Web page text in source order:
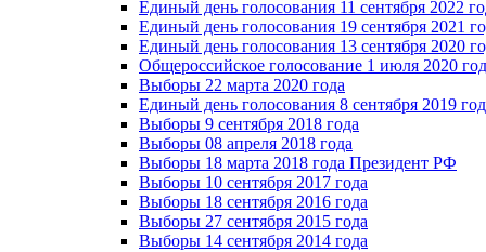
Единый день голосования 11 сентября 2022
Единый день голосования 19 сентября 2021
Единый день голосования 13 сентября 2020
Общероссийское голосование 1 июля 2020
Выборы 22 марта 2020 года
Единый день голосования 8 сентября 2019
Выборы 9 сентября 2018 года
Выборы 08 апреля 2018 года
Выборы 18 марта 2018 года Президент РФ
Выборы 10 сентября 2017 года
Выборы 18 сентября 2016 года
Выборы 27 сентября 2015 года
Выборы 14 сентября 2014 года